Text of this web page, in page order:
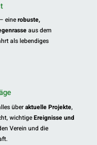
einerobuste,
aus dem
als lebendiges
überaktuelle Projekte,
wichtigeEreignisse und
Verein und die